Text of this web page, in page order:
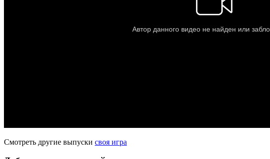
Смотреть другие выпуски своя игра